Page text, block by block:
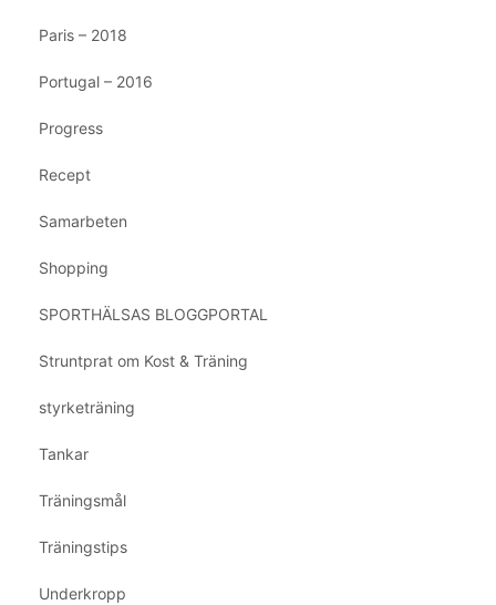
Paris – 2018
Portugal – 2016
Progress
Recept
Samarbeten
Shopping
SPORTHÄLSAS BLOGGPORTAL
Struntprat om Kost & Träning
styrketräning
Tankar
Träningsmål
Träningstips
Underkropp